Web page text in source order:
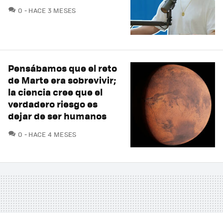
0 COMENTARIOS
HACE 3 MESES
Pensábamos que el reto
de Marte era sobrevivir;
la ciencia cree que el
verdadero riesgo es
dejar de ser humanos
0 COMENTARIOS
HACE 4 MESES